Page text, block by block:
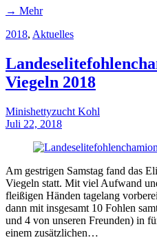
→ Mehr
2018, Aktuelles
Viegeln 2018
Minishettyzucht Kohl
Juli 22, 2018
Am gestrigen Samstag fand das
Viegeln statt. Mit viel Aufwand
fleißigen Händen tagelang
dann mit insgesamt 10 Fohlen
und 4 von unseren Freunden) in
einem zusätzlichen…